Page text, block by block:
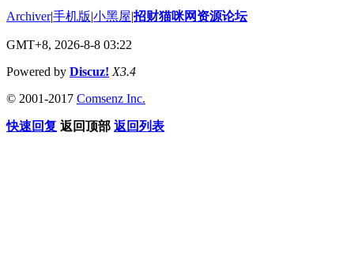
Archiver|手机版|小黑屋|招财猫咪网资源论坛
GMT+8, 2026-8-8 03:22
Powered by Discuz! X3.4
© 2001-2017 Comsenz Inc.
快速回复 返回顶部 返回列表